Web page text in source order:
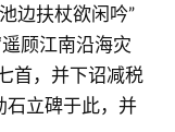
边扶杖欲闲吟”
顾江南沿海灾
首，并下诏减税
石立碑于此，并